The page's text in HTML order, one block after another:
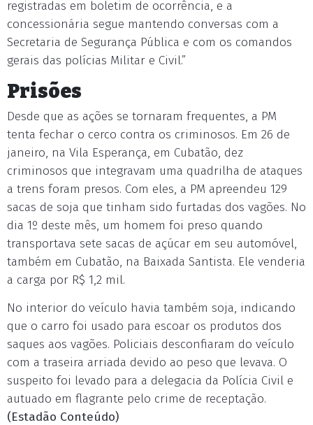
registradas em boletim de ocorrência, e a
concessionária segue mantendo conversas com a
Secretaria de Segurança Pública e com os comandos
gerais das polícias Militar e Civil.”
Prisões
Desde que as ações se tornaram frequentes, a PM
tenta fechar o cerco contra os criminosos. Em 26 de
janeiro, na Vila Esperança, em Cubatão, dez
criminosos que integravam uma quadrilha de ataques
a trens foram presos. Com eles, a PM apreendeu 129
sacas de soja que tinham sido furtadas dos vagões. No
dia 1º deste mês, um homem foi preso quando
transportava sete sacas de açúcar em seu automóvel,
também em Cubatão, na Baixada Santista. Ele venderia
a carga por R$ 1,2 mil.
No interior do veículo havia também soja, indicando
que o carro foi usado para escoar os produtos dos
saques aos vagões. Policiais desconfiaram do veículo
com a traseira arriada devido ao peso que levava. O
suspeito foi levado para a delegacia da Polícia Civil e
autuado em flagrante pelo crime de receptação.
(Estadão Conteúdo)